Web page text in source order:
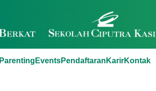
Parenting EventsPendaftaran KarirKontak